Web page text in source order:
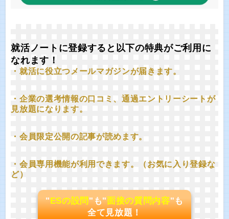
就活ノートに登録すると以下の特典がご利用に
なれます！
・就活に役立つメールマガジンが届きます。
・企業の選考情報の口コミ、通過エントリーシートが
見放題になります。
・会員限定公開の記事が読めます。
・会員専用機能が利用できます。（お気に入り登録な
ど）
"ESの設問"も"面接の質問内容"も
全て見放題！